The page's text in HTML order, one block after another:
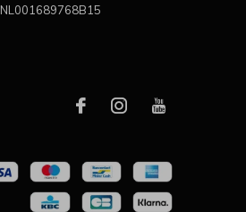
NL001689768B15